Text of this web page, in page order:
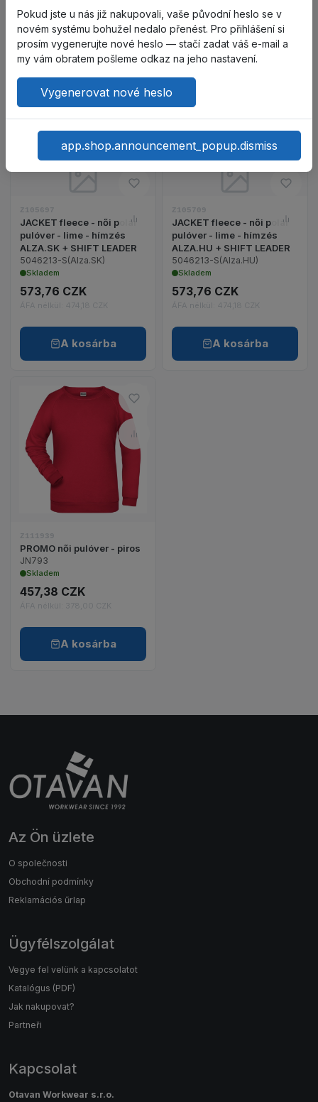
királykék - Latecoere
nyomattal
P4105 LAT
Skladem
406,56 CZK
ÁFA nélkül: 336,00 CZK
A kosárba
573,76 CZK
A kosárba
Hozzáadás a kívánságlistához
Összehasonlítás – JACKET
JACKET fleece - női polár pulóver - lime - hímzés
Z105697
JACKET fleece - női polár
pulóver - lime - hímzés
ALZA.SK + SHIFT LEADER
5046213-S(Alza.SK)
Skladem
573,76 CZK
ÁFA nélkül: 474,18 CZK
A kosárba
JACKET fleece -
Z105709
JACKET fleece - női polár
pulóver - lime - hímzés
ALZA.HU + SHIFT LEADER
5046213-S(Alza.HU)
Skladem
573,76 CZK
ÁFA nélkül: 474,18 CZK
A kosárba
Hozzáadás a
Összehasonlítás – PROMO
PROMO női pulóver - piros termék részleteinek
Z111939
PROMO női pulóver - piros
JN793
Skladem
457,38 CZK
ÁFA nélkül: 378,00 CZK
A kosárba
Az Ön üzlete
O společnosti
Obchodní podmínky
Reklamációs űrlap
Ügyfélszolgálat
Vegye fel velünk a kapcsolatot
Katalógus (PDF)
Jak nakupovat?
Partneři
Kapcsolat
Otavan Workwear s.r.o.
Pokud jste u nás již nakupovali, vaše původní heslo se v
novém systému bohužel nedalo přenést. Pro přihlášení si
prosím vygenerujte nové heslo — stačí zadat váš e-mail a
my vám obratem pošleme odkaz na jeho nastavení.
Vygenerovat nové heslo
app.shop.announcement_popup.dismiss